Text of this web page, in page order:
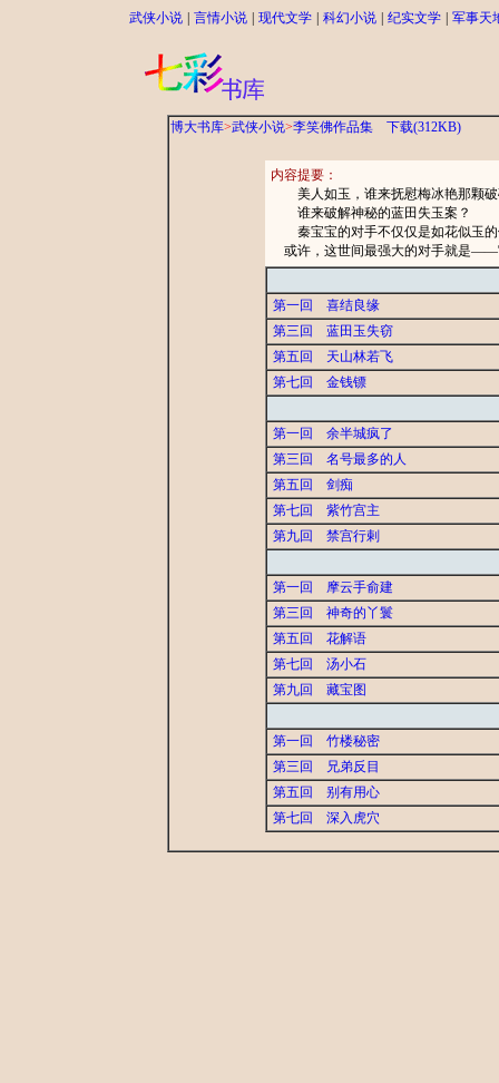
武侠小说 言情小说 现代文学 科幻小说 纪实文学 军事天
博大书库>武侠小说>李笑佛作品集 下载(312KB)
内容提要：
美人如玉，谁来抚慰梅冰艳那颗破
谁来破解神秘的蓝田失玉案？
秦宝宝的对手不仅仅是如花似玉的
或许，这世间最强大的对手就是——
第一回 喜结良缘
第三回 蓝田玉失窃
第五回 天山林若飞
第七回 金钱镖
第一回 余半城疯了
第三回 名号最多的人
第五回 剑痴
第七回 紫竹宫主
第九回 禁宫行剌
第一回 摩云手俞建
第三回 神奇的丫鬟
第五回 花解语
第七回 汤小石
第九回 藏宝图
第一回 竹楼秘密
第三回 兄弟反目
第五回 别有用心
第七回 深入虎穴